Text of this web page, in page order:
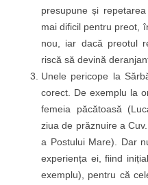
presupune și
mai dificil pentru preot,
nou, iar dacă preotul
riscă să devină
Unele pericope la
corect. De exemplu la
femeia păcătoasă
ziua de prăznuire a
a Postului Mare). Dar
experiența ei, fiind
exemplu), pentru că